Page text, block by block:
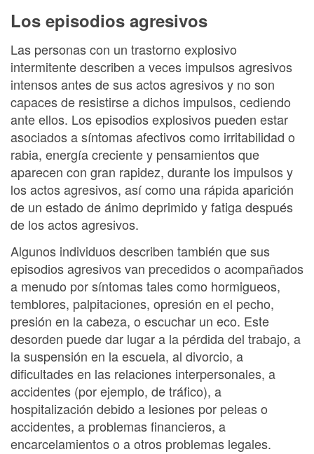
Los episodios agresivos
Las personas con un trastorno explosivo
intermitente describen a veces impulsos agresivos
intensos antes de sus actos agresivos y no son
capaces de resistirse a dichos impulsos, cediendo
ante ellos. Los episodios explosivos pueden estar
asociados a síntomas afectivos como irritabilidad o
rabia, energía creciente y pensamientos que
aparecen con gran rapidez, durante los impulsos y
los actos agresivos, así como una rápida aparición
de un estado de ánimo deprimido y fatiga después
de los actos agresivos.
Algunos individuos describen también que sus
episodios agresivos van precedidos o acompañados
a menudo por síntomas tales como hormigueos,
temblores, palpitaciones, opresión en el pecho,
presión en la cabeza, o escuchar un eco. Este
desorden puede dar lugar a la pérdida del trabajo, a
la suspensión en la escuela, al divorcio, a
dificultades en las relaciones interpersonales, a
accidentes (por ejemplo, de tráfico), a
hospitalización debido a lesiones por peleas o
accidentes, a problemas financieros, a
encarcelamientos o a otros problemas legales.